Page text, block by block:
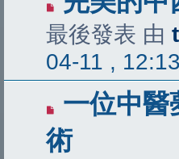
最後發表 由
04-11 , 12:13
一位中醫
術